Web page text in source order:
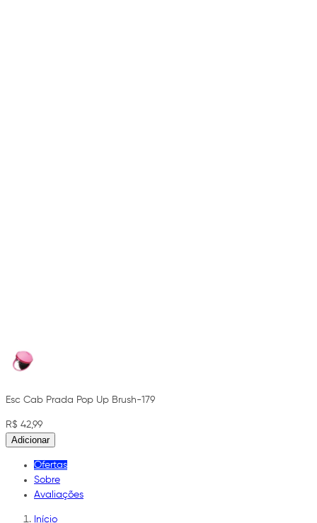
Esc Cab Prada Pop Up Brush-179
R$ 42,99
Adicionar
Ofertas
Sobre
Avaliações
Início